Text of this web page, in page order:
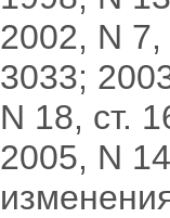
2002, N 7,
3033;
N 18, ст.
2005, N